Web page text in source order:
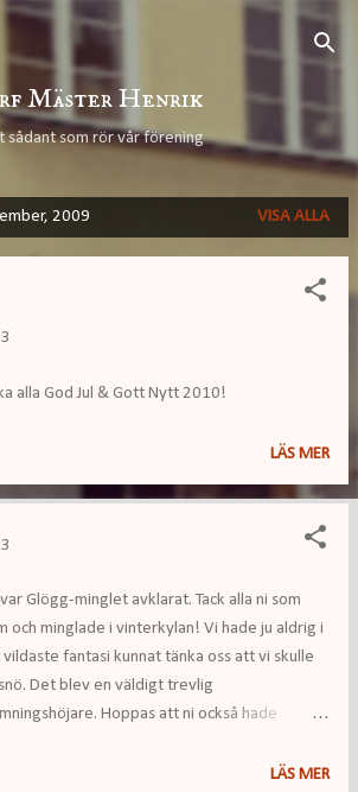
Fortsätt till huvudinnehåll
Mäster Henrik
sådant som rör vår förening
2009 VISA ALLA
alla God Jul & Gott Nytt 2010!
LÄS MER
Glögg-minglet avklarat. Tack alla ni som
och minglade i vinterkylan! Vi hade ju aldrig i
vildaste fantasi kunnat tänka oss att vi skulle
Det blev en väldigt trevlig
Hoppas att ni också hade
LÄS MER